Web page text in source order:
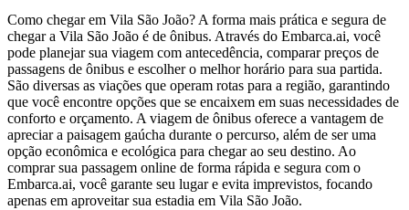
Como chegar em Vila São João? A forma mais prática e segura de
chegar a Vila São João é de ônibus. Através do Embarca.ai, você
pode planejar sua viagem com antecedência, comparar preços de
passagens de ônibus e escolher o melhor horário para sua partida.
São diversas as viações que operam rotas para a região, garantindo
que você encontre opções que se encaixem em suas necessidades de
conforto e orçamento. A viagem de ônibus oferece a vantagem de
apreciar a paisagem gaúcha durante o percurso, além de ser uma
opção econômica e ecológica para chegar ao seu destino. Ao
comprar sua passagem online de forma rápida e segura com o
Embarca.ai, você garante seu lugar e evita imprevistos, focando
apenas em aproveitar sua estadia em Vila São João.